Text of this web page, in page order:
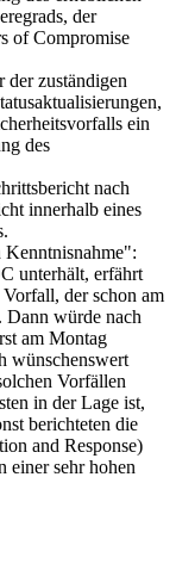
der
of Compromise
der zuständigen
ein
des
nach
innerhalb eines
Kenntnisnahme":
unterhält, erfährt
der schon am
Dann würde nach
am Montag
wünschenswert
Vorfällen
in der Lage ist,
berichteten die
and Response)
einer sehr hohen